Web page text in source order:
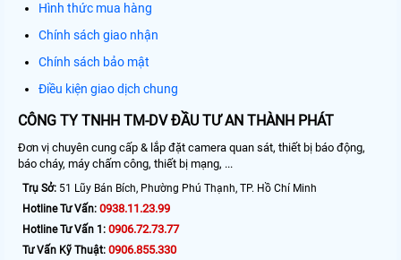
Hình thức mua hàng
Chính sách giao nhận
Chính sách bảo mật
Điều kiện giao dịch chung
CÔNG TY TNHH TM-DV ĐẦU TƯ AN THÀNH PHÁT
Đơn vị chuyên cung cấp & lắp đặt camera quan sát, thiết bị báo động,
báo cháy, máy chấm công, thiết bị mạng, ...
Trụ Sở: 51 Lũy Bán Bích, Phường Phú Thạnh, TP. Hồ Chí Minh
Hotline Tư Vấn: 0938.11.23.99
Hotline Tư Vấn 1: 0906.72.73.77
Tư Vấn Kỹ Thuật: 0906.855.330